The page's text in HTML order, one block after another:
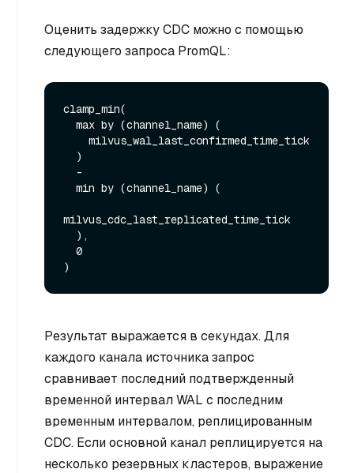
Оценить задержку CDC можно с помощью
следующего запроса PromQL:
clamp_min(
milvus_cdc_last_replicated_time_tick
Результат выражается в секундах. Для
каждого канала источника запрос
сравнивает последний подтвержденный
временной интервал WAL с последним
временным интервалом, реплицированным
CDC. Если основной канал реплицируется на
несколько резервных кластеров, выражение